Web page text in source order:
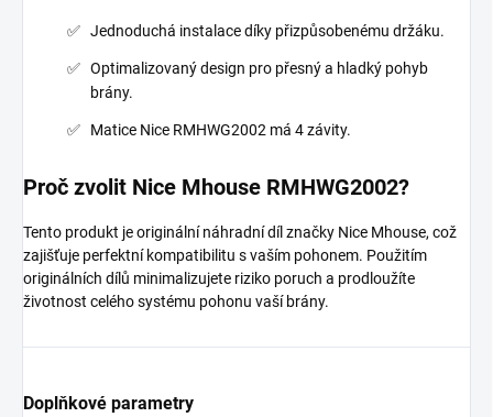
Jednoduchá instalace díky přizpůsobenému držáku.
Optimalizovaný design pro přesný a hladký pohyb
brány.
Matice Nice RMHWG2002 má 4 závity.
Proč zvolit Nice Mhouse RMHWG2002?
Tento produkt je originální náhradní díl značky Nice Mhouse, což
zajišťuje perfektní kompatibilitu s vaším pohonem. Použitím
originálních dílů minimalizujete riziko poruch a prodloužíte
životnost celého systému pohonu vaší brány.
Doplňkové parametry